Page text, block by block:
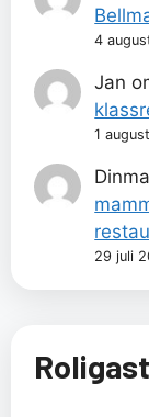
4
Jan
1
29 juli